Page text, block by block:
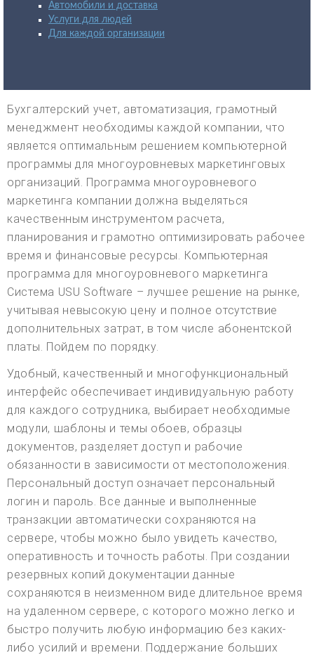
Автомобили и доставка
Услуги для людей
Для каждой организации
Бухгалтерский учет, автоматизация, грамотный
менеджмент необходимы каждой компании, что
является оптимальным решением компьютерной
программы для многоуровневых маркетинговых
организаций. Программа многоуровневого
маркетинга компании должна выделяться
качественным инструментом расчета,
планирования и грамотно оптимизировать рабочее
время и финансовые ресурсы. Компьютерная
программа для многоуровневого маркетинга
Система USU Software – лучшее решение на рынке,
учитывая невысокую цену и полное отсутствие
дополнительных затрат, в том числе абонентской
платы. Пойдем по порядку.
Удобный, качественный и многофункциональный
интерфейс обеспечивает индивидуальную работу
для каждого сотрудника, выбирает необходимые
модули, шаблоны и темы обоев, образцы
документов, разделяет доступ и рабочие
обязанности в зависимости от местоположения.
Персональный доступ означает персональный
логин и пароль. Все данные и выполненные
транзакции автоматически сохраняются на
сервере, чтобы можно было увидеть качество,
оперативность и точность работы. При создании
резервных копий документации данные
сохраняются в неизменном виде длительное время
на удаленном сервере, с которого можно легко и
быстро получить любую информацию без каких-
либо усилий и времени. Поддержание больших